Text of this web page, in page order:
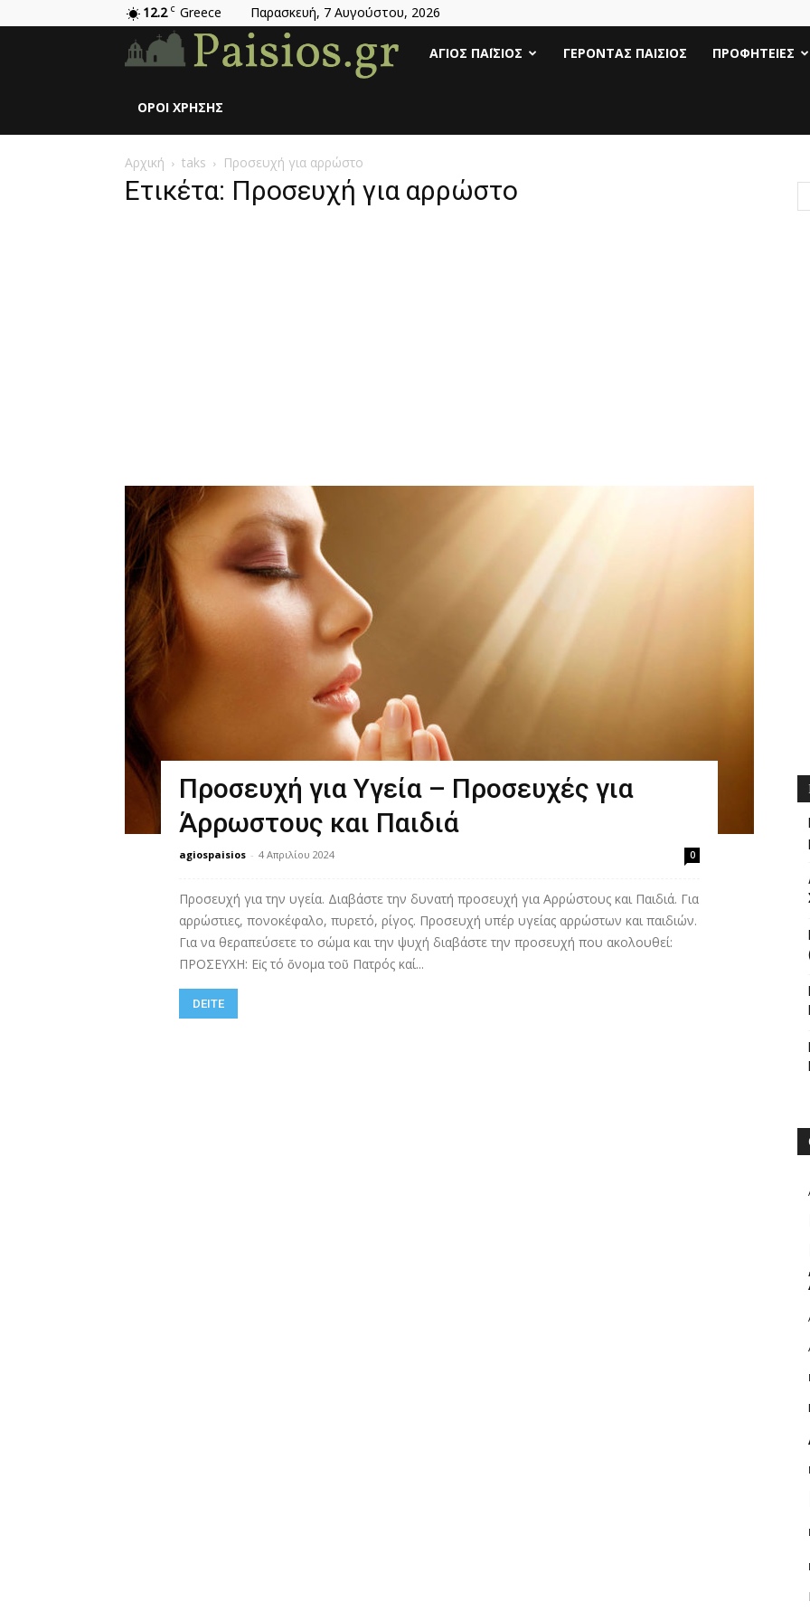
12.2 C Greece Παρασκευή, 7 Αυγούστου, 2026
Άγιος
ΆΓΙΟΣ ΠΑΪ́ΣΙΟΣ ΓΈΡΟΝΤΑΣ ΠΑΊΣΙΟΣ ΠΡΟΦΗΤΕΊΕΣ
ΌΡΟΙ ΧΡΉΣΗΣ
Αρχική taks Προσευχή για αρρώστο
Ετικέτα: Προσευχή για αρρώστο
Προσευχή για Υγεία – Προσευχές για
Άρρωστους και Παιδιά
agiospaisios - 4 Απριλίου 2024 0
Προσευχή για την υγεία. Διαβάστε την δυνατή προσευχή για Αρρώστους και Παιδιά. Για
αρρώστιες, πονοκέφαλο, πυρετό, ρίγος. Προσευχή υπέρ υγείας αρρώστων και παιδιών.
Για να θεραπεύσετε το σώμα και την ψυχή διαβάστε την προσευχή που ακολουθεί:
ΠΡΟΣΕΥΧΗ: Εἰς τό ὄνομα τοῦ Πατρός καί...
DEITE